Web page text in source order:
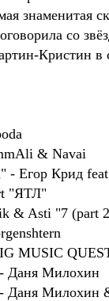
знаменитая
со
Кристин в
& Navai
- Егор Крид
"ЯТЛ"
& Asti "7 (part
MUSIC
- Даня Милохин
Даня Милохин